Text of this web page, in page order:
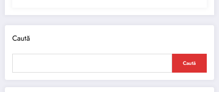
Caută
Caută